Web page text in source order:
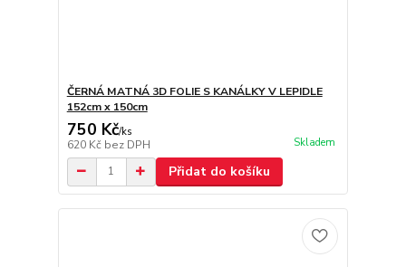
ČERNÁ MATNÁ 3D FOLIE S KANÁLKY V LEPIDLE
152cm x 150cm
750 Kč/ks
620 Kč bez DPH Skladem
Přidat do košíku